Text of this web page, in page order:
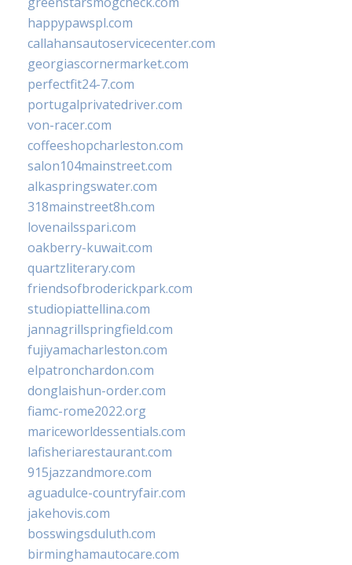
happypawspl.com
callahansautoservicecenter.com
georgiascornermarket.com
perfectfit24-7.com
portugalprivatedriver.com
von-racer.com
coffeeshopcharleston.com
salon104mainstreet.com
alkaspringswater.com
318mainstreet8h.com
lovenailsspari.com
oakberry-kuwait.com
quartzliterary.com
friendsofbroderickpark.com
studiopiattellina.com
jannagrillspringfield.com
fujiyamacharleston.com
elpatronchardon.com
donglaishun-order.com
fiamc-rome2022.org
mariceworldessentials.com
lafisheriarestaurant.com
915jazzandmore.com
aguadulce-countryfair.com
jakehovis.com
bosswingsduluth.com
birminghamautocare.com